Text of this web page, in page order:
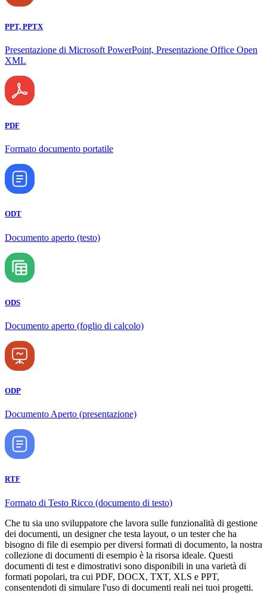
PPT, PPTX
Presentazione di Microsoft PowerPoint, Presentazione Office Open
XML
PDF
Formato documento portatile
ODT
Documento aperto (testo)
ODS
Documento aperto (foglio di calcolo)
ODP
Documento Aperto (presentazione)
RTF
Formato di Testo Ricco (documento di testo)
Che tu sia uno sviluppatore che lavora sulle funzionalità di gestione
dei documenti, un designer che testa layout, o un tester che ha
bisogno di file di esempio per diversi formati di documento, la nostra
collezione di documenti di esempio è la risorsa ideale. Questi
documenti di test e dimostrativi sono disponibili in una varietà di
formati popolari, tra cui PDF, DOCX, TXT, XLS e PPT,
consentendoti di simulare l'uso di documenti reali nei tuoi progetti.